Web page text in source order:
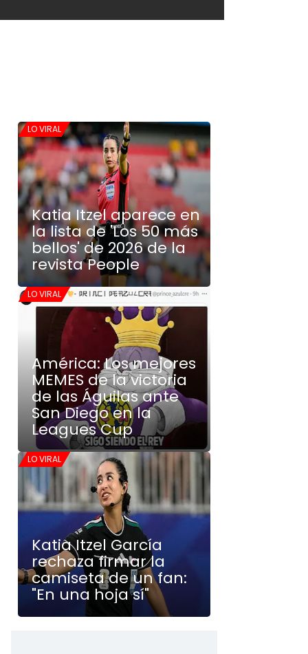
LO VIRAL
Katia Itzel aparece en
la lista de 'Los 50 más
bellos' de 2026 de la
revista People
LO VIRAL
América: Los mejores
MEMES de la victoria
de las Águilas ante
San Diego en la
Leagues Cup
LO VIRAL
Katia Itzel García
rechaza firmar la
camiseta de un fan:
"En una hoja sí"